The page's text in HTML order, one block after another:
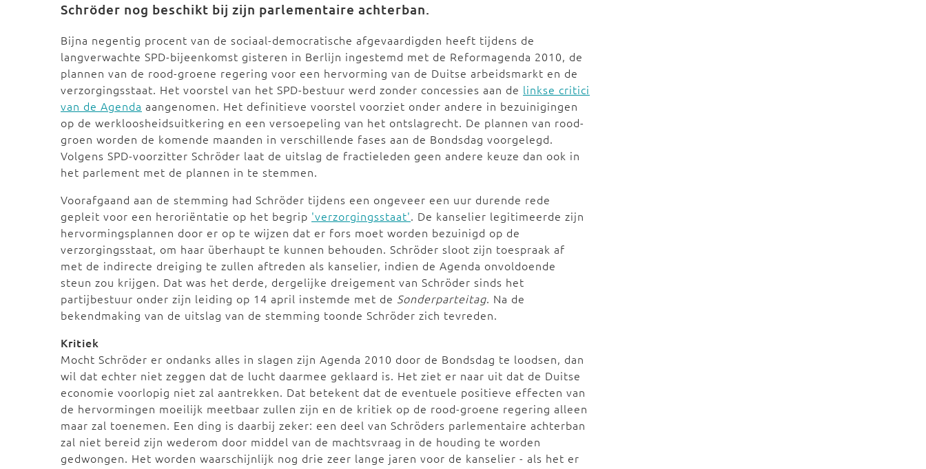
Schröder nog beschikt bij zijn parlementaire achterban.
Bijna negentig procent van de sociaal-democratische afgevaardigden heeft tijdens de
langverwachte SPD-bijeenkomst gisteren in Berlijn ingestemd met de Reformagenda 2010, de
plannen van de rood-groene regering voor een hervorming van de Duitse arbeidsmarkt en de
verzorgingsstaat. Het voorstel van het SPD-bestuur werd zonder concessies aan de linkse critici
van de Agenda aangenomen. Het definitieve voorstel voorziet onder andere in bezuinigingen
op de werkloosheidsuitkering en een versoepeling van het ontslagrecht. De plannen van rood-
groen worden de komende maanden in verschillende fases aan de Bondsdag voorgelegd.
Volgens SPD-voorzitter Schröder laat de uitslag de fractieleden geen andere keuze dan ook in
het parlement met de plannen in te stemmen.
Voorafgaand aan de stemming had Schröder tijdens een ongeveer een uur durende rede
gepleit voor een heroriëntatie op het begrip 'verzorgingsstaat'. De kanselier legitimeerde zijn
hervormingsplannen door er op te wijzen dat er fors moet worden bezuinigd op de
verzorgingsstaat, om haar überhaupt te kunnen behouden. Schröder sloot zijn toespraak af
met de indirecte dreiging te zullen aftreden als kanselier, indien de Agenda onvoldoende
steun zou krijgen. Dat was het derde, dergelijke dreigement van Schröder sinds het
partijbestuur onder zijn leiding op 14 april instemde met de Sonderparteitag. Na de
bekendmaking van de uitslag van de stemming toonde Schröder zich tevreden.
Kritiek
Mocht Schröder er ondanks alles in slagen zijn Agenda 2010 door de Bondsdag te loodsen, dan
wil dat echter niet zeggen dat de lucht daarmee geklaard is. Het ziet er naar uit dat de Duitse
economie voorlopig niet zal aantrekken. Dat betekent dat de eventuele positieve effecten van
de hervormingen moeilijk meetbaar zullen zijn en de kritiek op de rood-groene regering alleen
maar zal toenemen. Een ding is daarbij zeker: een deel van Schröders parlementaire achterban
zal niet bereid zijn wederom door middel van de machtsvraag in de houding te worden
gedwongen. Het worden waarschijnlijk nog drie zeer lange jaren voor de kanselier - als het er